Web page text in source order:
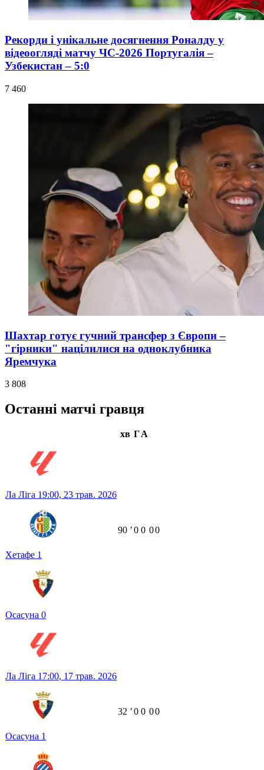
Рекорди і унікальне досягнення Роналду у
відеоогляді матчу ЧС-2026 Португалія –
Узбекистан – 5:0
7 460
Шахтар готує гучний трансфер з Європи –
"гірники" націлилися на одноклубника
Яремчука
3 808
Останні матчі гравця
хв ГА
Ла Ліга 19:00, 23 трав. 2026
Хетафе 1
Осасуна 0
90 ʼ0 0 00
Ла Ліга 17:00, 17 трав. 2026
Осасуна 1
32 ʼ0 0 00